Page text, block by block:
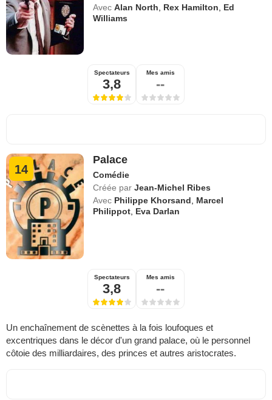
Avec Alan North Rex Hamilton
Ed
Williams
Spectateurs
3,8
Mes amis
--
14
Palace
Comédie
Créée par Jean-Michel Ribes
Avec Philippe Khorsand
Marcel
Philippot Eva Darlan
Spectateurs
3,8
Mes amis
--
Un enchaînement de scènettes à la fois loufoques et
excentriques dans le décor d'un grand palace, où le personnel
côtoie des milliardaires, des princes et autres aristocrates.